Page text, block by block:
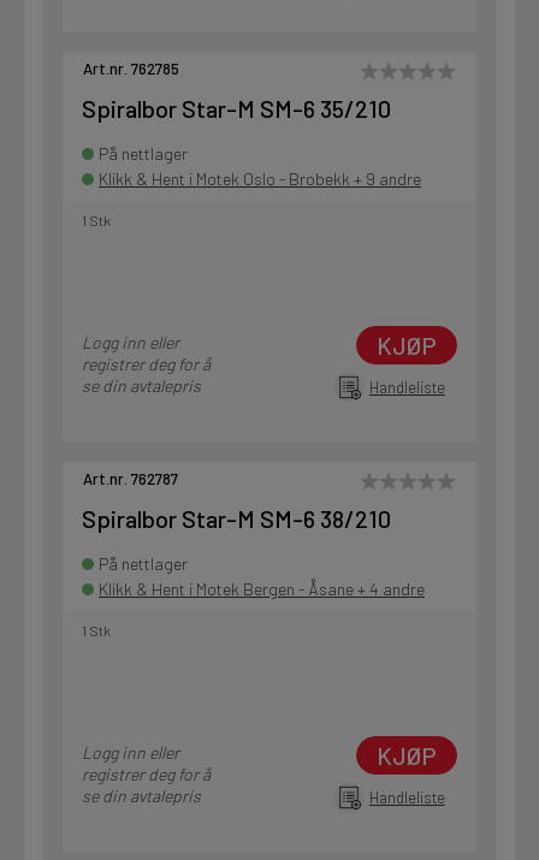
Art.nr. 762785
Spiralbor Star-M SM-6 35/210
På nettlager
Klikk & Hent i Motek Oslo - Brobekk + 9 andre
1 Stk
Logg inn eller
registrer deg for å
se din avtalepris
KJØP
Handleliste
Art.nr. 762787
Spiralbor Star-M SM-6 38/210
På nettlager
Klikk & Hent i Motek Bergen - Åsane + 4 andre
1 Stk
Logg inn eller
registrer deg for å
se din avtalepris
KJØP
Handleliste